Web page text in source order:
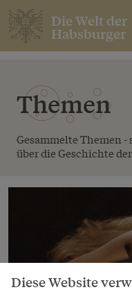
Die Welt der
Habsburger
Themen
Gesammelte Themen
über die Geschichte
Diese Website